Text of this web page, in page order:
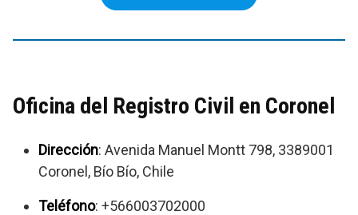
Oficina del Registro Civil en Coronel
Dirección: Avenida Manuel Montt 798, 3389001
Coronel, Bío Bío, Chile
Teléfono: +566003702000